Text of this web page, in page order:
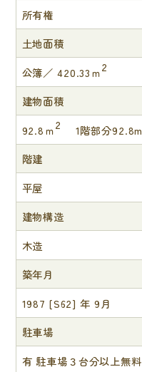
所有権
土地面積
公簿／ 420.33ｍ2
建物面積
92.8ｍ2 1階部分92.8m
階建
平屋
建物構造
木造
築年月
1987 [S62] 年 9月
駐車場
有 駐車場３台分以上無料